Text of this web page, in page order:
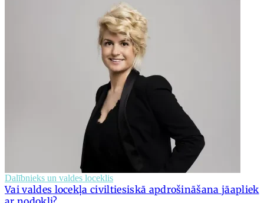
Dalībnieks un valdes loceklis
Vai valdes locekļa civiltiesiskā apdrošināšana jāapliek